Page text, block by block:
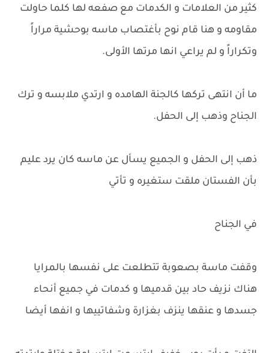
كثير من العلامات و الكدمات مع صفعه لها كلما حاولت
مقاومه و هنا قام نوح بأغتصاب ماسه بوحشية مراراً
وتكراراً و لم يراعي انها مرتها الأولى.
ما أن انتهى تركها كالجنة الهامده و ارتدي ملابسه و ترك
الجناح وذهب إلى الحفل.
ذهب إلى الحفل و الجميع يسأل عن ماسه كان يرد عليم
بأن الفستان ملقت ستغيره و تأتي
في الجناح
وقفت ماسة بصعوبة تتطلعت على نفسها بالمرايا
هناك نزيف حاد بين قدميها و كدمات في جميع أنحاء
جسدها و عنقها ينزف بغزارة وشفاتييها و انفها أيضا